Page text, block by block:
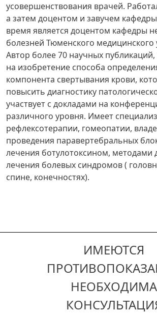
усовершенствования врачей.
а затем доцентом и завучем
время является доцентом кафедры
болезней Тюменского медицинского
Автор более 70 научных
на изобретение способа
компонента свертывания крови,
повысить диагностику
участвует с докладами на
различного уровня. Имеет
рефлексотерапии, гомеопатии,
проведения паравертебральных
лечения ботулотоксином, методами
лечения болевых синдромов (
спине, конечностях).
ИМЕЮТСЯ
НЕОБХОДИМА